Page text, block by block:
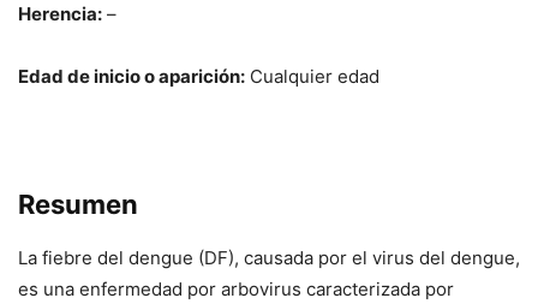
Herencia: –
Edad de inicio o aparición: Cualquier edad
Resumen
La fiebre del dengue (DF), causada por el virus del dengue,
es una enfermedad por arbovirus caracterizada por